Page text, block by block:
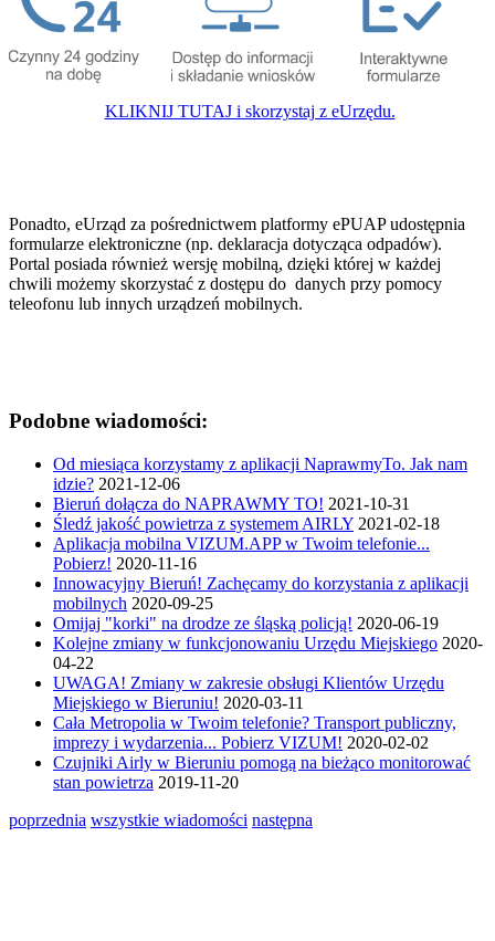
KLIKNIJ TUTAJ i skorzystaj z eUrzędu.
Ponadto, eUrząd za pośrednictwem platformy ePUAP udostępnia
formularze elektroniczne (np. deklaracja dotycząca odpadów).
Portal posiada również wersję mobilną, dzięki której w każdej
chwili możemy skorzystać z dostępu do danych przy pomocy
teleofonu lub innych urządzeń mobilnych.
Podobne wiadomości:
Od miesiąca korzystamy z aplikacji NaprawmyTo. Jak nam
idzie? 2021-12-06
Bieruń dołącza do NAPRAWMY TO! 2021-10-31
Śledź jakość powietrza z systemem AIRLY 2021-02-18
Aplikacja mobilna VIZUM.APP w Twoim telefonie...
Pobierz! 2020-11-16
Innowacyjny Bieruń! Zachęcamy do korzystania z aplikacji
mobilnych 2020-09-25
Omijaj "korki" na drodze ze śląską policją! 2020-06-19
Kolejne zmiany w funkcjonowaniu Urzędu Miejskiego 2020-
04-22
UWAGA! Zmiany w zakresie obsługi Klientów Urzędu
Miejskiego w Bieruniu! 2020-03-11
Cała Metropolia w Twoim telefonie? Transport publiczny,
imprezy i wydarzenia... Pobierz VIZUM! 2020-02-02
Czujniki Airly w Bieruniu pomogą na bieżąco monitorować
stan powietrza 2019-11-20
poprzednia wszystkie wiadomości następna